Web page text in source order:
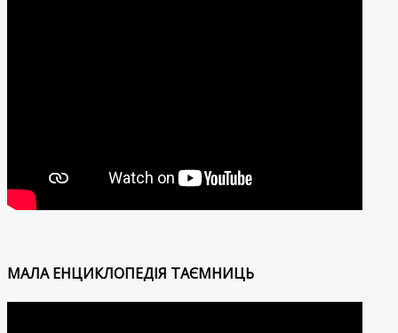
МАЛА ЕНЦИКЛОПЕДІЯ ТАЄМНИЦЬ